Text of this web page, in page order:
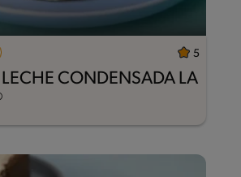
5
CONDENSADA LA